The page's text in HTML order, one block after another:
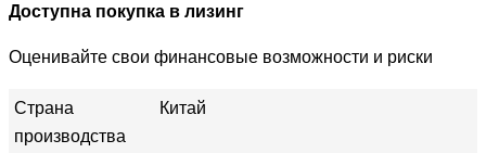
Доступна покупка в лизинг
Оценивайте свои финансовые возможности и риски
Страна
производства
Китай